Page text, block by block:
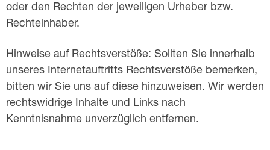
oder den Rechten der jeweiligen Urheber bzw.
Rechteinhaber.
Hinweise auf Rechtsverstöße: Sollten Sie innerhalb
unseres Internetauftritts Rechtsverstöße bemerken,
bitten wir Sie uns auf diese hinzuweisen. Wir werden
rechtswidrige Inhalte und Links nach
Kenntnisnahme unverzüglich entfernen.